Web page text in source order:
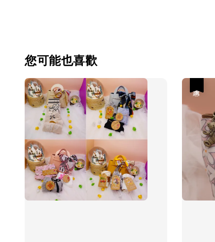
您可能也喜歡